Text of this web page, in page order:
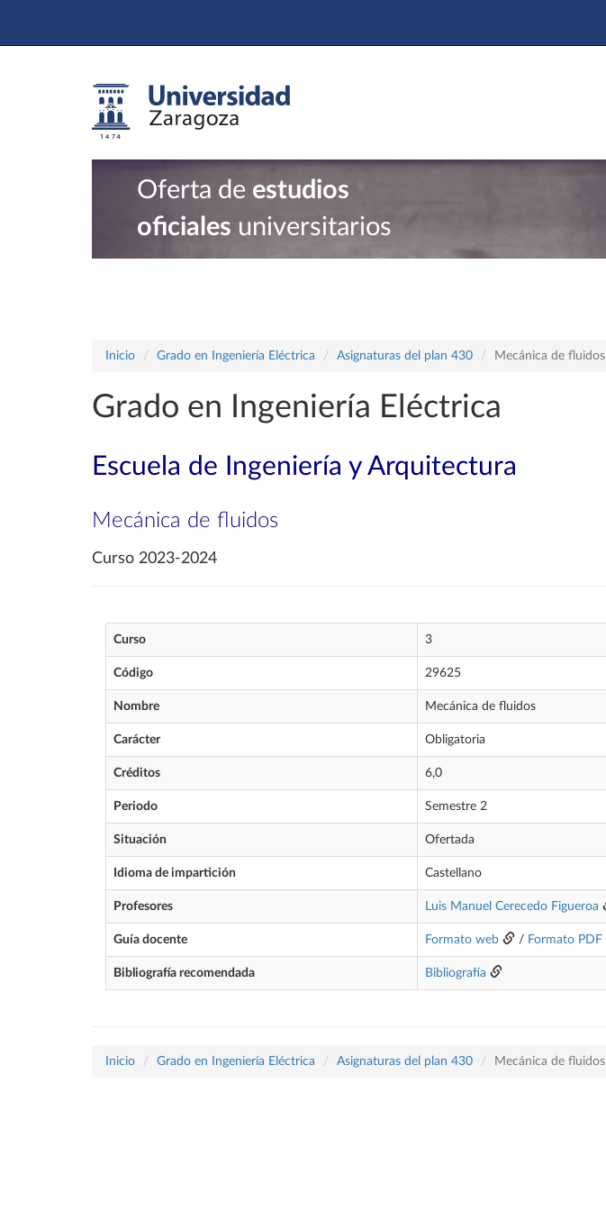
Oferta de estudios
oficiales universitarios
Inicio Grado en Ingeniería Eléctrica Asignaturas del plan 430 Mecánica de fluidos
Grado en Ingeniería Eléctrica
Escuela de Ingeniería y Arquitectura
Mecánica de fluidos
Curso 2023-2024
Curso 3
Código 29625
Nombre Mecánica de fluidos
Carácter Obligatoria
Créditos 6,0
Periodo Semestre 2
Situación Ofertada
Idioma de impartición Castellano
Profesores Luis Manuel Cerecedo Figueroa
Guía docente Formato web / Formato PDF
Bibliografía recomendada Bibliografía
Inicio Grado en Ingeniería Eléctrica Asignaturas del plan 430 Mecánica de fluidos